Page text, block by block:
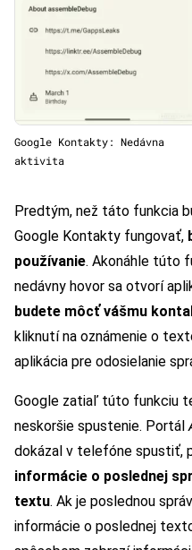
Google Kontakty: Nedávna
aktivita
Predtým, než táto funkcia
Google Kontakty fungovať,
používanie. Akonáhle túto
nedávny hovor sa otvorí
budete môcť vášmu
kliknutí na oznámenie o
aplikácia pre odosielanie
Google zatiaľ túto funkciu
neskoršie spustenie. Portál
dokázal v telefóne spustiť,
informácie o poslednej
textu. Ak je poslednou
informácie o poslednej